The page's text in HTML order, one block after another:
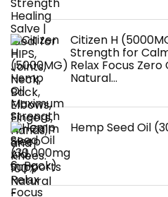
Citizen H
Strength for
Relаx Focus
Natural…
Hemp Seed Oil